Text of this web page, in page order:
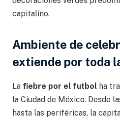
capitalino.
Ambiente de
extiende por toda
La fiebre por el futbol ha
la Ciudad de México. Desde
hasta las periféricas, la